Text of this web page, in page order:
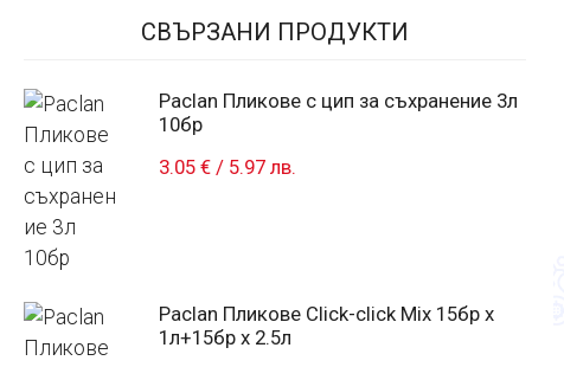
СВЪРЗАНИ ПРОДУКТИ
Paclan Пликове с цип за съхранение 3л
10бр
3.05 €/ 5.97 лв.
Paclan Пликове Click-click Mix 15бр x
1л+15бр x 2.5л